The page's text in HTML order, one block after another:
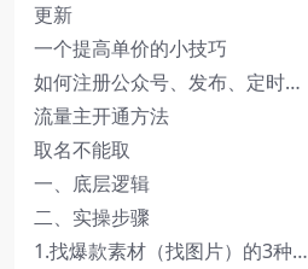
更新
一个提高单价的小技巧
如何注册公众号、发布、定时…
流量主开通方法
取名不能取
一、底层逻辑
二、实操步骤
1.找爆款素材（找图片）的3种…